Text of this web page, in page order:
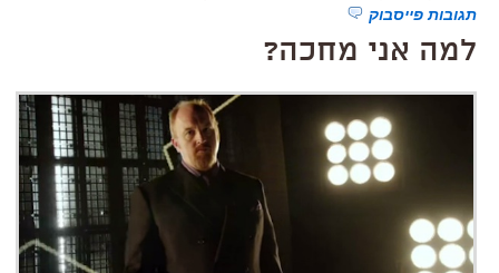
תגובות פייסבוק
למה אני מחכה?